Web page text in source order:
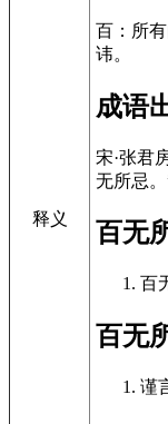
释义
百：所
讳。
成语
宋·张君
无所忌。
百无
百
百无
谨